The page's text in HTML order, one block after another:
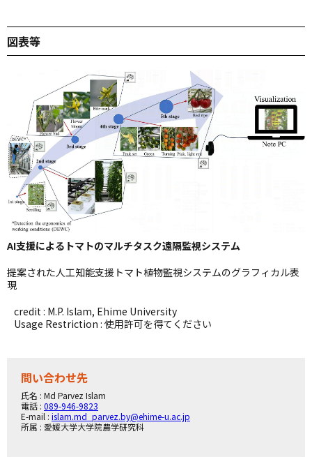
図表等
AI支援によるトマトのマルチタスク遠隔監視システム
提案された人工知能支援トマト植物監視システムのグラフィカル表
現
credit : M.P. Islam, Ehime University
Usage Restriction : 使用許可を得てください
問い合わせ先
氏名 : Md Parvez Islam
電話 : 089-946-9823
E-mail : islam.md_parvez.by@ehime-u.ac.jp
所属 : 愛媛大学大学院農学研究科